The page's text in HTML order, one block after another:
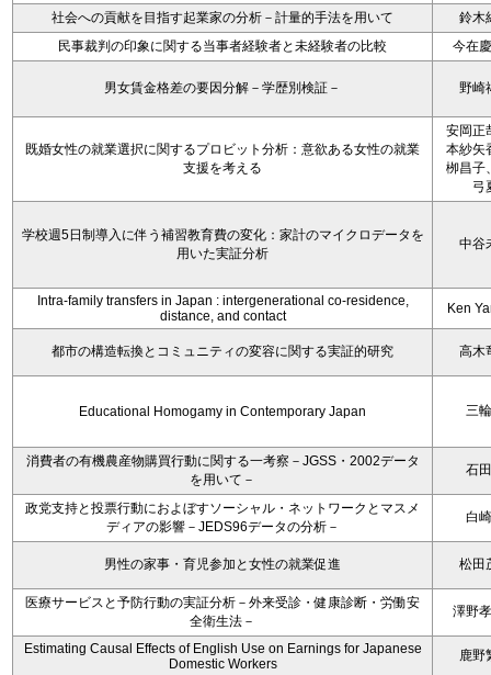
社会への貢献を目指す起業家の分析－計量的手法を用いて
鈴木
民事裁判の印象に関する当事者経験者と未経験者の比較
今在
男女賃金格差の要因分解－学歴別検証－ 野崎
既婚女性の就業選択に関するプロビット分析：意欲ある女性の就業
支援を考える
安岡正
本紗矢
栁昌子
弓
学校週5日制導入に伴う補習教育費の変化：家計のマイクロデータを
用いた実証分析
中谷
Intra-family transfers in Japan : intergenerational co-residence,
distance, and contact
Ken
都市の構造転換とコミュニティの変容に関する実証的研究 高木
Educational Homogamy in Contemporary Japan 三
消費者の有機農産物購買行動に関する一考察－JGSS・2002データ
を用いて－
石
政党支持と投票行動におよぼすソーシャル・ネットワークとマスメ
ディアの影響－JEDS96データの分析－
白
男性の家事・育児参加と女性の就業促進 松田
医療サービスと予防行動の実証分析－外来受診・健康診断・労働安
全衛生法－
澤野
Estimating Causal Effects of English Use on Earnings for Japanese
Domestic Workers
鹿野